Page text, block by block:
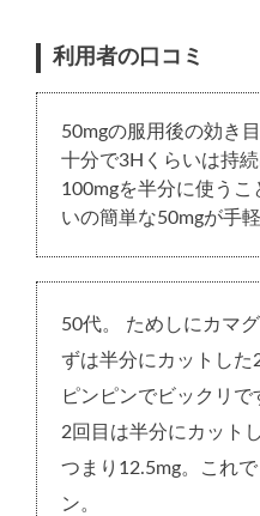
利用者の口コミ
50mgの服用後の効き
十分で3Hくらいは持続
100mgを半分に使う
いの簡単な50mgが手軽
50代。 ためしにカマ
ずは半分にカットした
ピンピンでビックリで
2回目は半分にカット
つまり12.5mg。これ
ン。